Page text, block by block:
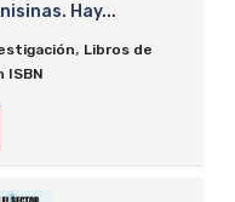
Hay...
, Libros de
ISBN